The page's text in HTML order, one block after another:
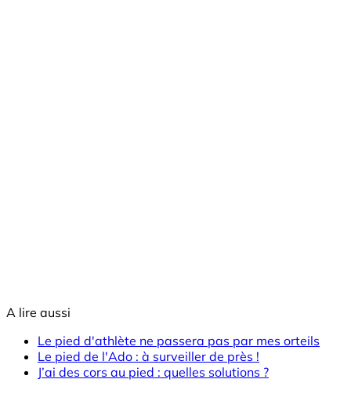
A lire aussi
Le pied d'athlète ne passera pas par mes orteils
Le pied de l'Ado : à surveiller de près !
J’ai des cors au pied : quelles solutions ?